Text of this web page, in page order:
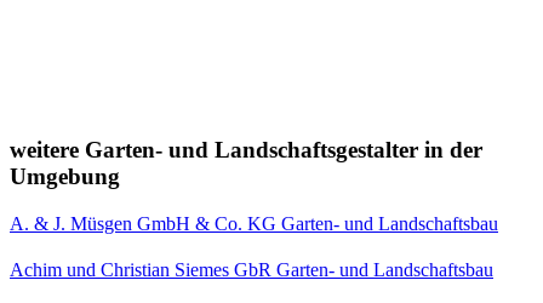
weitere Garten- und Landschaftsgestalter in der
Umgebung
A. & J. Müsgen GmbH & Co. KG Garten- und Landschaftsbau
Achim und Christian Siemes GbR Garten- und Landschaftsbau